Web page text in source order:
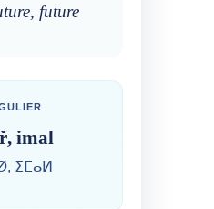
future
imal
ⵉⵎⴰⵍ